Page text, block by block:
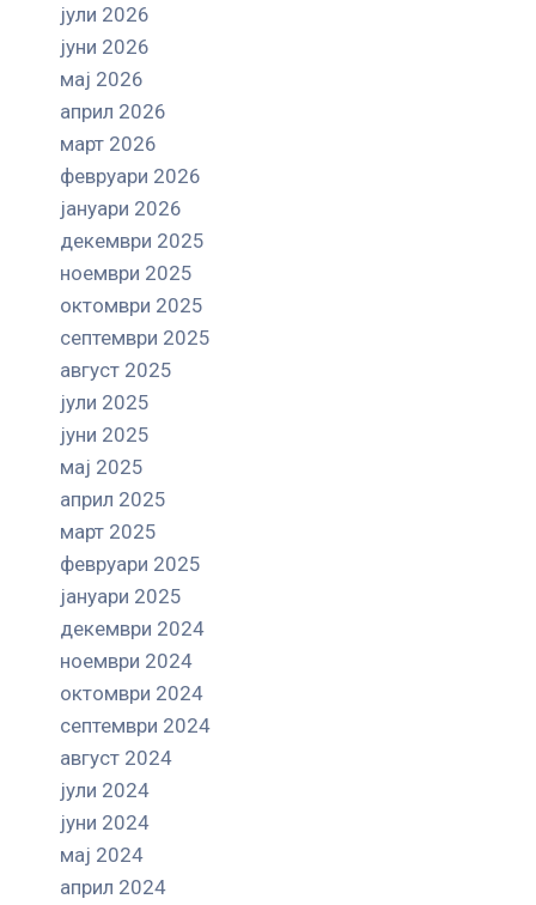
јули 2026
јуни 2026
мај 2026
април 2026
март 2026
февруари 2026
јануари 2026
декември 2025
ноември 2025
октомври 2025
септември 2025
август 2025
јули 2025
јуни 2025
мај 2025
април 2025
март 2025
февруари 2025
јануари 2025
декември 2024
ноември 2024
октомври 2024
септември 2024
август 2024
јули 2024
јуни 2024
мај 2024
април 2024